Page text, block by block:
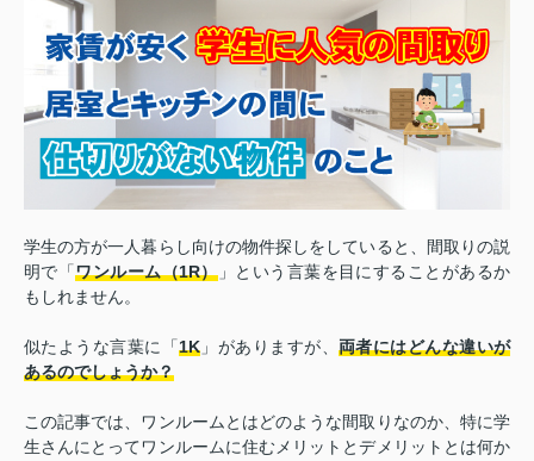
学生の方が一人暮らし向けの物件探しをしていると、間取りの説
明で「ワンルーム（1R）」という言葉を目にすることがあるか
もしれません。
似たような言葉に「1K 」がありますが、 両者にはどんな違いが
あるのでしょうか？
この記事では、ワンルームとはどのような間取りなのか、特に学
生さんにとってワンルームに住むメリットとデメリットとは何か